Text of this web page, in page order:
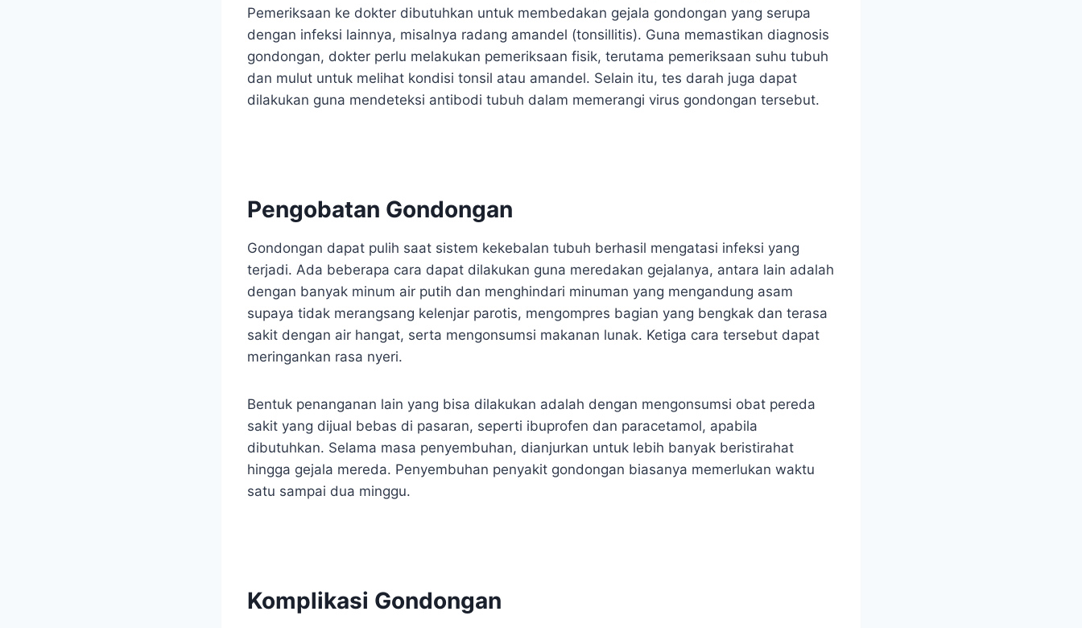
Pemeriksaan ke dokter dibutuhkan untuk membedakan gejala gondongan yang serupa
dengan infeksi lainnya, misalnya radang amandel (tonsillitis). Guna memastikan diagnosis
gondongan, dokter perlu melakukan pemeriksaan fisik, terutama pemeriksaan suhu tubuh
dan mulut untuk melihat kondisi tonsil atau amandel. Selain itu, tes darah juga dapat
dilakukan guna mendeteksi antibodi tubuh dalam memerangi virus gondongan tersebut.
Pengobatan Gondongan
Gondongan dapat pulih saat sistem kekebalan tubuh berhasil mengatasi infeksi yang
terjadi. Ada beberapa cara dapat dilakukan guna meredakan gejalanya, antara lain adalah
dengan banyak minum air putih dan menghindari minuman yang mengandung asam
supaya tidak merangsang kelenjar parotis, mengompres bagian yang bengkak dan terasa
sakit dengan air hangat, serta mengonsumsi makanan lunak. Ketiga cara tersebut dapat
meringankan rasa nyeri.
Bentuk penanganan lain yang bisa dilakukan adalah dengan mengonsumsi obat pereda
sakit yang dijual bebas di pasaran, seperti ibuprofen dan paracetamol, apabila
dibutuhkan. Selama masa penyembuhan, dianjurkan untuk lebih banyak beristirahat
hingga gejala mereda. Penyembuhan penyakit gondongan biasanya memerlukan waktu
satu sampai dua minggu.
Komplikasi Gondongan